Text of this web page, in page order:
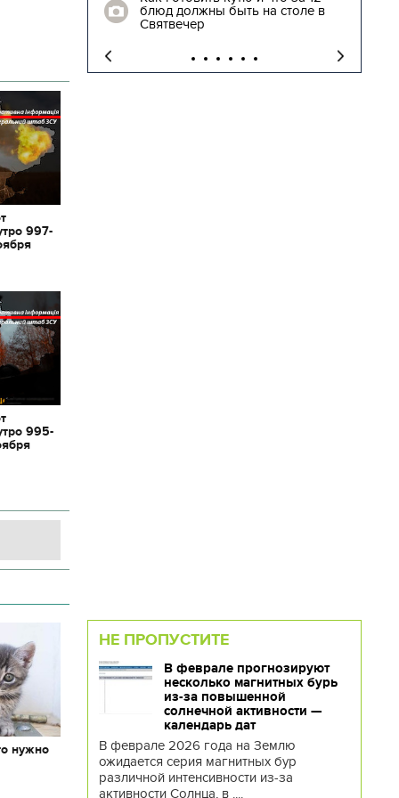
997-
995-
нужно
блюд должны быть на столе в
Святвечер
НЕ ПРОПУСТИТЕ
В феврале прогнозируют
несколько магнитных бурь
из-за повышенной
солнечной активности —
календарь дат
В феврале 2026 года на Землю
ожидается серия магнитных бур
различной интенсивности из-за
активности Солнца, в ....